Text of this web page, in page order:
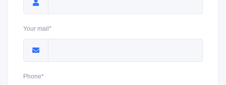
Your mail*
Phone*